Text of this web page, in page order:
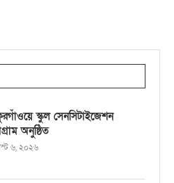
স্কুল সেনসিটাইজেশন
অনুষ্ঠিত
৬, ২০২৬